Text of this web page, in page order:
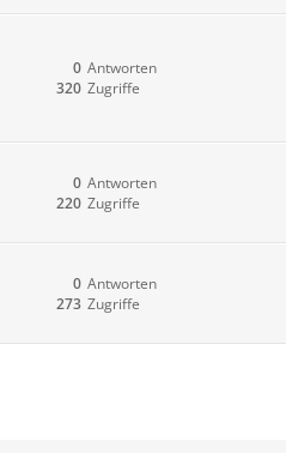
Antworten
0
Zugriffe
320
Antworten
0
Zugriffe
220
Antworten
0
Zugriffe
273